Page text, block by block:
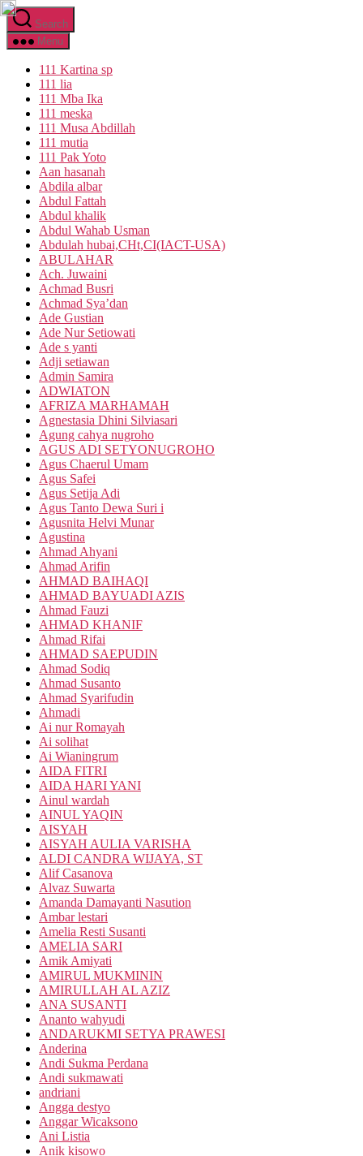
Skip
to
the
Search
Menu
111 Kartina sp
111 lia
111 Mba Ika
111 meska
111 Musa Abdillah
111 mutia
111 Pak Yoto
Aan hasanah
Abdila albar
Abdul Fattah
Abdul khalik
Abdul Wahab Usman
Abdulah hubai,CHt,CI(IACT-USA)
ABULAHAR
Ach. Juwaini
Achmad Busri
Achmad Sya’dan
Ade Gustian
Ade Nur Setiowati
Ade s yanti
Adji setiawan
Admin Samira
ADWIATON
AFRIZA MARHAMAH
Agnestasia Dhini Silviasari
Agung cahya nugroho
AGUS ADI SETYONUGROHO
Agus Chaerul Umam
Agus Safei
Agus Setija Adi
Agus Tanto Dewa Suri i
Agusnita Helvi Munar
Agustina
Ahmad Ahyani
Ahmad Arifin
AHMAD BAIHAQI
AHMAD BAYUADI AZIS
Ahmad Fauzi
AHMAD KHANIF
Ahmad Rifai
AHMAD SAEPUDIN
Ahmad Sodiq
Ahmad Susanto
Ahmad Syarifudin
Ahmadi
Ai nur Romayah
Ai solihat
Ai Wianingrum
AIDA FITRI
AIDA HARI YANI
Ainul wardah
AINUL YAQIN
AISYAH
AISYAH AULIA VARISHA
ALDI CANDRA WIJAYA, ST
Alif Casanova
Alvaz Suwarta
Amanda Damayanti Nasution
Ambar lestari
Amelia Resti Susanti
AMELIA SARI
Amik Amiyati
AMIRUL MUKMININ
AMIRULLAH AL AZIZ
ANA SUSANTI
Ananto wahyudi
ANDARUKMI SETYA PRAWESI
Anderina
Andi Sukma Perdana
Andi sukmawati
andriani
Angga destyo
Anggar Wicaksono
Ani Listia
Anik kisowo